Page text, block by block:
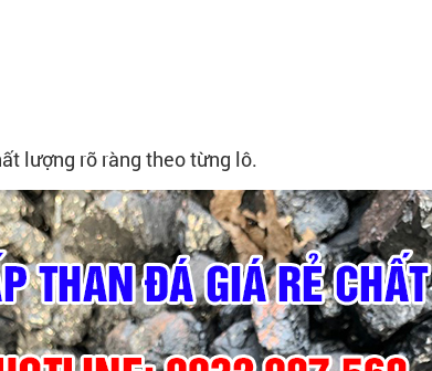
lượng rõ ràng theo từng lô.